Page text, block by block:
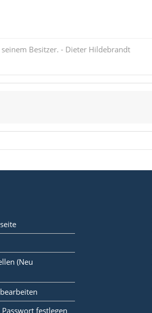
Besitzer. - Dieter Hildebrandt
(Neu
festlegen